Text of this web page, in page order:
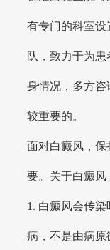
有专门的科室设
队，致力于为
身情况，多方
较重要的。
面对白癜风，
要。关于白癜风
1. 白癜风会传
病，不是由病原